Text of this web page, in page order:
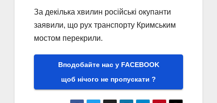
За декілька хвилин російські окупанти
заявили, що рух транспорту Кримським
мостом перекрили.
Вподобайте нас у FACEBOOK
щоб нічого не пропускати ?